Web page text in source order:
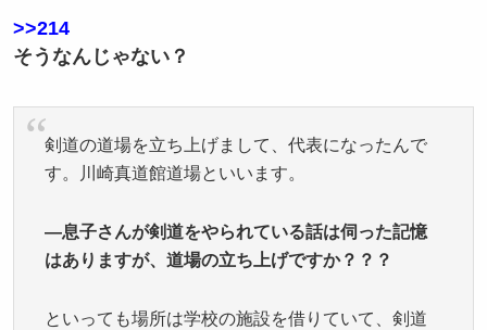
>>214
そうなんじゃない？
剣道の道場を立ち上げまして、代表になったんで
す。川崎真道館道場といいます。
—息子さんが剣道をやられている話は伺った記憶
はありますが、道場の立ち上げですか？？？
といっても場所は学校の施設を借りていて、剣道